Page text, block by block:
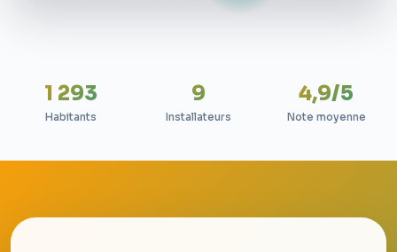
1 293
Habitants
9
Installateurs
4,9/5
Note moyenne